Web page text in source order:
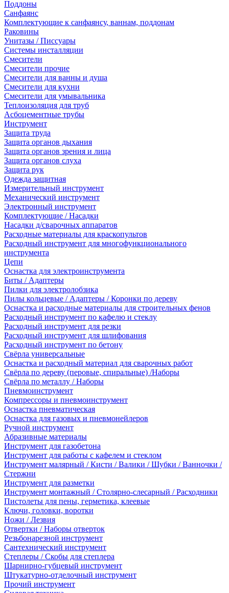
Поддоны
Санфаянс
Комплектующие к санфаянсу, ваннам, поддонам
Раковины
Унитазы / Писсуары
Системы инсталляции
Смесители
Смесители прочие
Смесители для ванны и душа
Смесители для кухни
Смесители для умывальника
Теплоизоляция для труб
Асбоцементные трубы
Инструмент
Защита труда
Защита органов дыхания
Защита органов зрения и лица
Защита органов слуха
Защита рук
Одежда защитная
Измерительный инструмент
Механический инструмент
Электронный инструмент
Комплектующие / Насадки
Насадки д/сварочных аппаратов
Расходные материалы для краскопультов
Расходный инструмент для многофункционального
инструмента
Цепи
Оснастка для электроинструмента
Биты / Адаптеры
Пилки для электролобзика
Пилы кольцевые / Адаптеры / Коронки по дереву
Оснастка и расходные материалы для строительных фенов
Расходный инструмент по кафелю и стеклу
Расходный инструмент для резки
Расходный инструмент для шлифования
Расходный инструмент по бетону
Свёрла универсальные
Оснастка и расходный материал для сварочных работ
Свёрла по дереву (перовые, спиральные) /Наборы
Свёрла по металлу / Наборы
Пневмоинструмент
Компрессоры и пневмоинструмент
Оснастка пневматическая
Оснастка для газовых и пневмонейлеров
Ручной инструмент
Абразивные материалы
Инструмент для газобетона
Инструмент для работы с кафелем и стеклом
Инструмент малярный / Кисти / Валики / Шубки / Ванночки /
Стержни
Инструмент для разметки
Инструмент монтажный / Столярно-слесарный / Расходники
Пистолеты для пены, герметика, клеевые
Ключи, головки, воротки
Ножи / Лезвия
Отвертки / Наборы отверток
Резьбонарезной инструмент
Сантехнический инструмент
Степлеры / Скобы для степлера
Шарнирно-губцевый инструмент
Штукатурно-отделочный инструмент
Прочий инструмент